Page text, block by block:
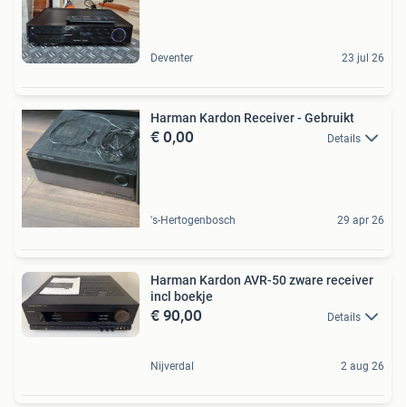
Deventer 23 jul 26
Harman Kardon Receiver - Gebruikt
€ 0,00 Details
's-Hertogenbosch 29 apr 26
Harman Kardon AVR-50 zware receiver
incl boekje
€ 90,00 Details
Nijverdal 2 aug 26